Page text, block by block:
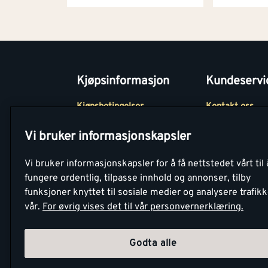
Kjøpsinformasjon
Kjøpsbetingelser
Betaling
Retur- og
angrerettsskjema
Kontakt oss
Montér Bedrift
Vi bruker informasjonskapsler
Vi bruker informasjonskapsler for å få nettstedet vårt til
fungere ordentlig, tilpasse innhold og annonser, tilby
funksjoner knyttet til sosiale medier og analysere
vår. For øvrig vises det til vår personvernerklæring.
Godta alle